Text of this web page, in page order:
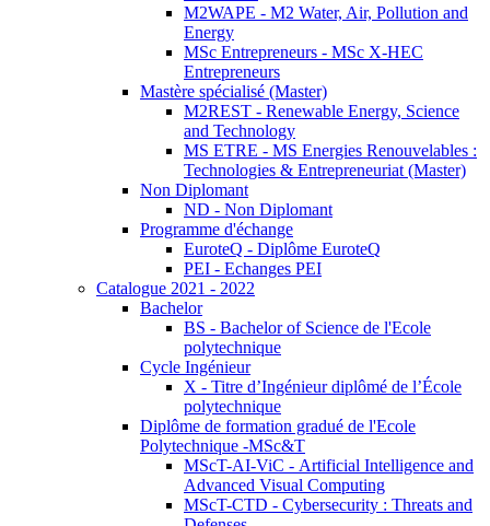
M2WAPE - M2 Water, Air, Pollution and
Energy
MSc Entrepreneurs - MSc X-HEC
Entrepreneurs
Mastère spécialisé (Master)
M2REST - Renewable Energy, Science
and Technology
MS ETRE - MS Energies Renouvelables :
Technologies & Entrepreneuriat (Master)
Non Diplomant
ND - Non Diplomant
Programme d'échange
EuroteQ - Diplôme EuroteQ
PEI - Echanges PEI
Catalogue 2021 - 2022
Bachelor
BS - Bachelor of Science de l'Ecole
polytechnique
Cycle Ingénieur
X - Titre d’Ingénieur diplômé de l’École
polytechnique
Diplôme de formation gradué de l'Ecole
Polytechnique -MSc&T
MScT-AI-ViC - Artificial Intelligence and
Advanced Visual Computing
MScT-CTD - Cybersecurity : Threats and